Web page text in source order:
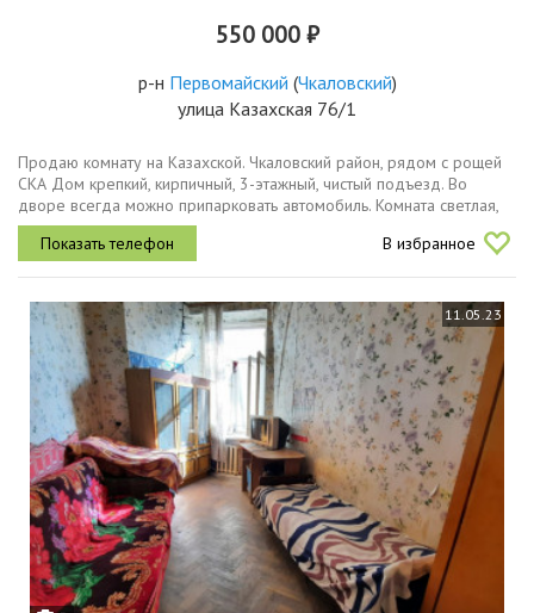
550 000 ₽
р-н Первомайский (Чкаловский)
улица Казахская 76/1
Продаю комнату на Казахской. Чкаловский район, рядом с рощей
СКА Дом крепкий, кирпичный, 3-этажный, чистый подъезд. Во
дворе всегда можно припарковать автомобиль. Комната светлая,
теплая, в хорошем состоянии, расположена в среднем подъезде
на...
В избранное
11.05.23